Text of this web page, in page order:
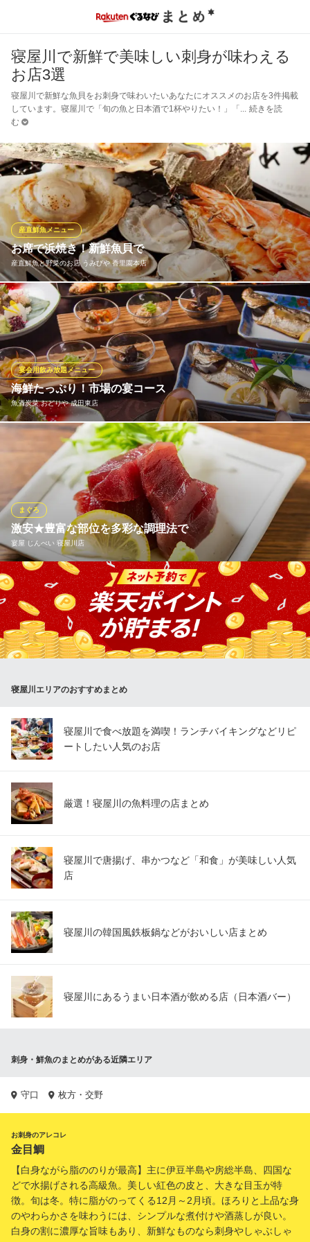
寝屋川で新鮮で美味しい刺身が味わえる
お店3選
寝屋川で新鮮な魚貝をお刺身で味わいたいあなたにオススメのお店を3件掲載
しています。寝屋川で「旬の魚と日本酒で1杯やりたい！」「
続きを読
む
お席で浜焼き！新鮮魚貝で
産直鮮魚と野菜のお店 うみびや 香里園本店
産直鮮魚メニュー
鮮度抜群！今までの鰹のたたきとは一味違う、うみびや看板鰹の
わら焼き！！土佐の味をご堪能下さい！
産直鮮魚と野菜のお店 うみびや 香里園本店
漁港直送魚貝・土佐料理
京阪本線香里園駅西口 徒歩2分
大阪府寝屋川市香里新町7-19
海鮮たっぷり！市場の宴コース
魚酒炭菜 おどりや 成田東店
宴会用飲み放題メニュー
「美味しいのに安い！さらにボリューム満点」な魚を集めた「市
場の宴コース」 お造り・焼き物・串カツ・魚介の酒蒸し・巻き寿
司など！ふんだんに「魚介」を使って飲み放題付き4800円という
破格値を実現！ 「おどりや」ならではの美味しくて超お値打ちな
特別コースをぜひお楽しみください！ ※料理のみ：税込3,300円
魚酒炭菜 おどりや 成田東店
厳選鮮魚＆宴会飲み放題
京阪本線香里園駅 徒歩15分
大阪府寝屋川市成田東町28-20
激安★豊富な部位を多彩な調理法で
宴屋 じんべい 寝屋川店
まぐろ
定番の赤身から希少部位まで、まぐろの各部位をご用意。様々な
調理で激安価格にてご提供しております。中でも「まぐろブツ切
り」は当店ぶっちきりの人気No.1メニュー♪おかわりするお客様も
多数！他にもユッケや山かけなど鮮度を活かした一品や、はさみ
揚げといった創作一品などひと味違ったまぐろ料理が揃います。
まぐろが安い大衆居酒屋
大阪府寝屋川市早子町23-2 アドバンス寝屋川2号館1F
寝屋川エリアのおすすめまとめ
寝屋川で食べ放題を満喫！ランチバイキングなどリピ
ートしたい人気のお店
厳選！寝屋川の魚料理の店まとめ
寝屋川で唐揚げ、串かつなど「和食」が美味しい人気
店
寝屋川の韓国風鉄板鍋などがおいしい店まとめ
寝屋川にあるうまい日本酒が飲める店（日本酒バー）
刺身・鮮魚のまとめがある近隣エリア
守口 枚方・交野
お刺身のアレコレ
金目鯛
【白身ながら脂ののりが最高】主に伊豆半島や房総半島、四国な
どで水揚げされる高級魚。美しい紅色の皮と、大きな目玉が特
徴。旬は冬。特に脂がのってくる12月～2月頃。ほろりと上品な身
のやわらかさを味わうには、シンプルな煮付けや酒蒸しが良い。
白身の割に濃厚な旨味もあり、新鮮なものなら刺身やしゃぶしゃ